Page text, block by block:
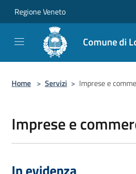
Regione Veneto
Comune di
Home > Servizi > Imprese e
Imprese e